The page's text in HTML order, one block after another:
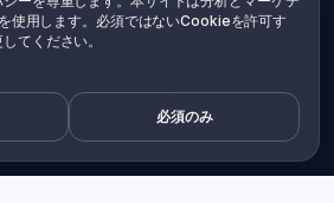
用IoTソリューションと高度な組み込み
。
使用します。必須ではないCookieを許可す
てください。
必須のみ